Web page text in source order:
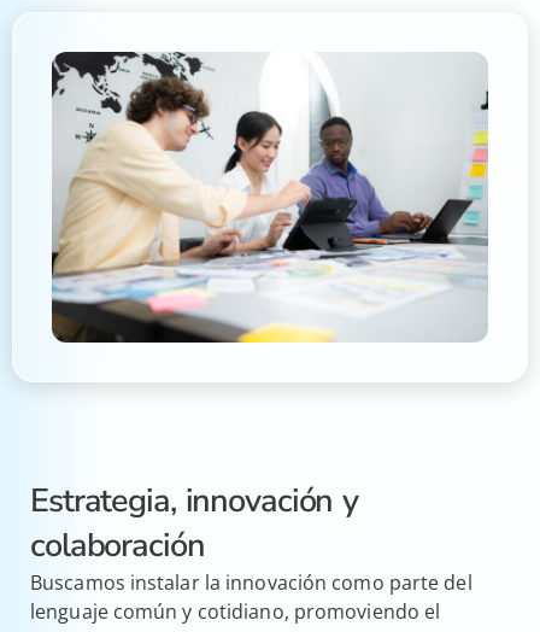
Estrategia, innovación y
colaboración
Buscamos instalar la innovación como parte del
lenguaje común y cotidiano, promoviendo el